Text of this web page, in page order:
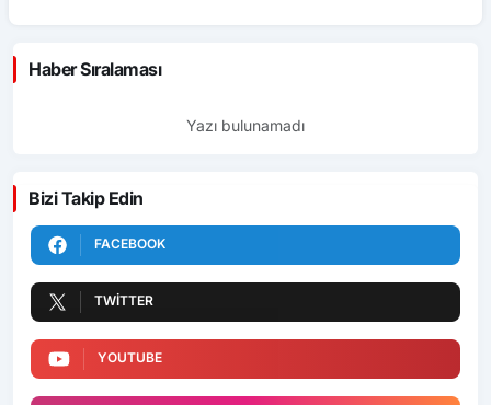
Haber Sıralaması
Yazı bulunamadı
Bizi Takip Edin
FACEBOOK
TWITTER
YOUTUBE